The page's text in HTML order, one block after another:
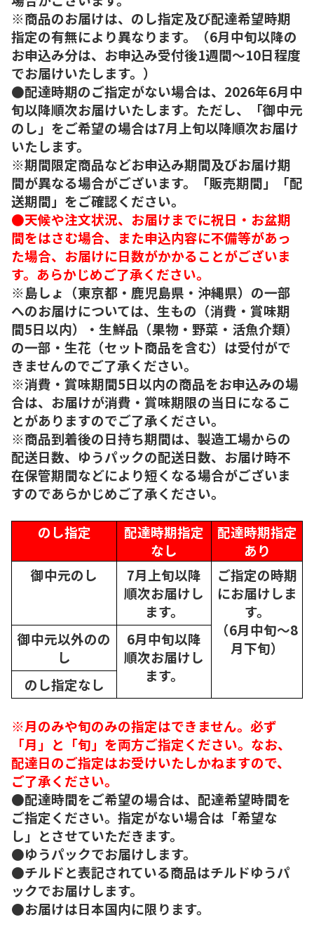
※商品のお届けは、のし指定及び配達希望時期
指定の有無により異なります。（6月中旬以降の
お申込み分は、お申込み受付後1週間～10日程度
でお届けいたします。）
●配達時期のご指定がない場合は、2026年6月中
旬以降順次お届けいたします。ただし、「御中元
のし」をご希望の場合は7月上旬以降順次お届け
いたします。
※期間限定商品などお申込み期間及びお届け期
間が異なる場合がございます。「販売期間」「配
送期間」をご確認ください。
●天候や注文状況、お届けまでに祝日・お盆期
間をはさむ場合、また申込内容に不備等があっ
た場合、お届けに日数がかかることがございま
す。あらかじめご了承ください。
※島しょ（東京都・鹿児島県・沖縄県）の一部
へのお届けについては、生もの（消費・賞味期
間5日以内）・生鮮品（果物・野菜・活魚介類）
の一部・生花（セット商品を含む）は受付がで
きませんのでご了承ください。
※消費・賞味期間5日以内の商品をお申込みの場
合は、お届けが消費・賞味期限の当日になるこ
とがありますのでご了承ください。
※商品到着後の日持ち期間は、製造工場からの
配送日数、ゆうパックの配送日数、お届け時不
在保管期間などにより短くなる場合がございま
すのであらかじめご了承ください。
のし指定
配達時期指定
なし
配達時期指定
あり
御中元のし
7月上旬以降
順次お届けし
ます。
ご指定の時期
にお届けしま
す。
（6月中旬～8
月下旬）
御中元以外のの
し
6月中旬以降
順次お届けし
ます。
のし指定なし
※月のみや旬のみの指定はできません。必ず
「月」と「旬」を両方ご指定ください。なお、
配達日のご指定はお受けいたしかねますので、
ご了承ください。
●配達時間をご希望の場合は、配達希望時間を
ご指定ください。指定がない場合は「希望な
し」とさせていただきます。
●ゆうパックでお届けします。
●チルドと表記されている商品はチルドゆうパ
ックでお届けします。
●お届けは日本国内に限ります。